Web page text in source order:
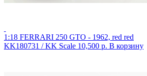
1:18 FERRARI 250 GTO - 1962, red red
KK180731 / KK Scale 10,500 р. В корзину